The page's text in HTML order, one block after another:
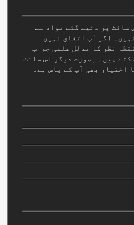
سائٹ پر دئیے گئے مواد سے
اگر آپ اتفاق نہیں
نظر کا مدلل علمی جواب
ہیں۔ بصورت دیگر اس سائٹ
اختیار بھی آپ کے پاس ہے۔